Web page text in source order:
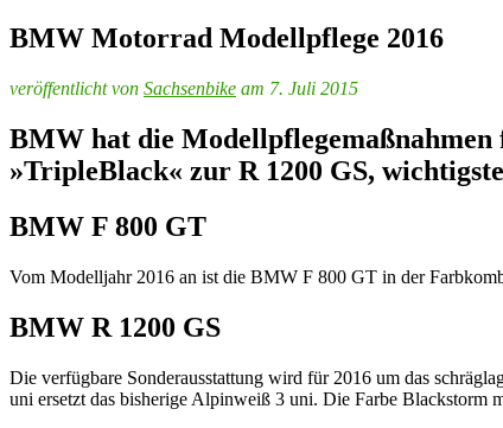
BMW Motorrad Modellpflege 2016
veröffentlicht von Sachsenbike am 7. Juli 2015
BMW hat die
»TripleBlack« zur R 1200 GS,
BMW F 800 GT
Vom Modelljahr 2016 an ist die BMW F 800 GT in der
BMW R 1200 GS
Die verfügbare Sonderausstattung wird für 2016 um das
uni ersetzt das bisherige Alpinweiß 3 uni. Die Farbe Blackstorm